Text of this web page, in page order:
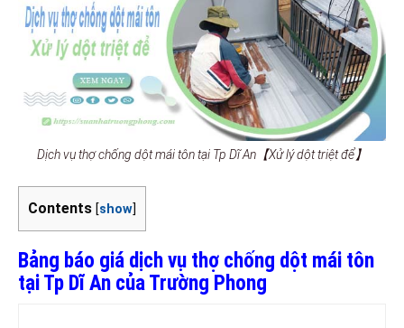
Dịch vụ thợ chống dột mái tôn tại Tp Dĩ An【Xử lý dột triệt để】
Contents [show]
Bảng báo giá dịch vụ thợ chống dột mái tôn
tại Tp Dĩ An của Trường Phong